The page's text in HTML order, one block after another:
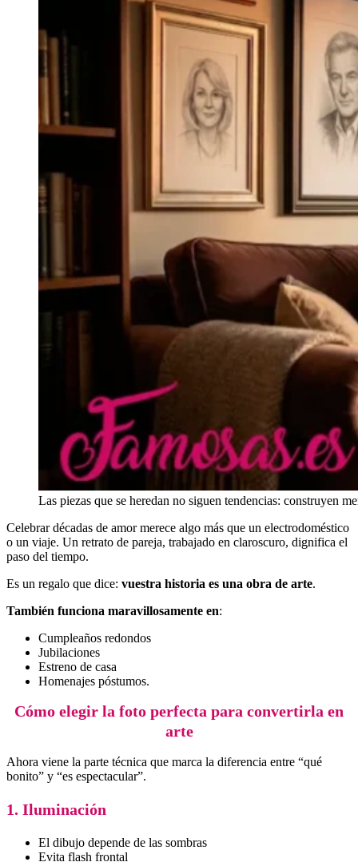
Las piezas que se heredan no siguen tendencias: construyen
Celebrar décadas de amor merece algo más que un electrodoméstico
o un viaje. Un retrato de pareja, trabajado en claroscuro, dignifica el
paso del tiempo.
Es un regalo que dice: vuestra historia es una obra de arte.
También funciona maravillosamente en:
Cumpleaños redondos
Jubilaciones
Estreno de casa
Homenajes póstumos.
Cómo elegir la foto perfecta para convertirla en
arte
Ahora viene la parte técnica que marca la diferencia entre “qué
bonito” y “es espectacular”.
1. Iluminación
El dibujo depende de las sombras
Evita flash frontal